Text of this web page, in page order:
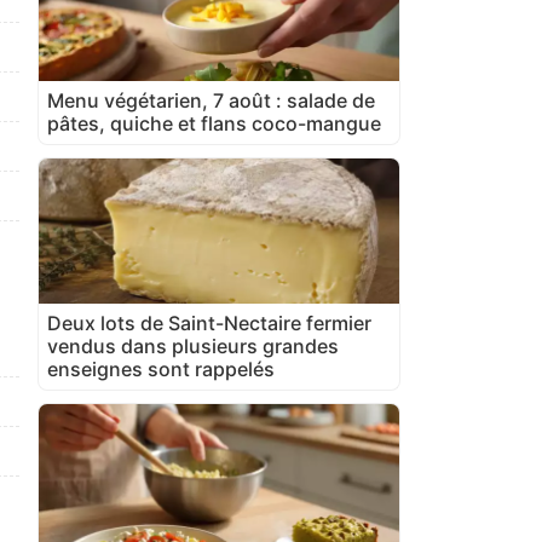
Menu végétarien, 7 août : salade de
pâtes, quiche et flans coco-mangue
Deux lots de Saint-Nectaire fermier
vendus dans plusieurs grandes
enseignes sont rappelés